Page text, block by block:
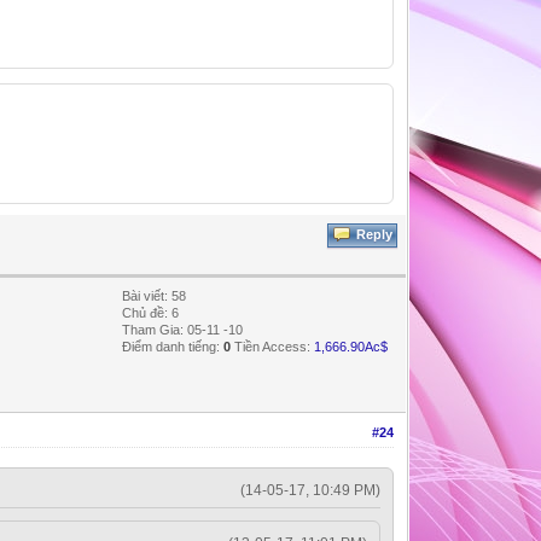
Reply
Bài viết: 58
Chủ đề: 6
Tham Gia: 05-11 -10
Điểm danh tiếng:0 Tiền Access: 1,666.90Ac$
#24
(14-05-17, 10:49 PM)